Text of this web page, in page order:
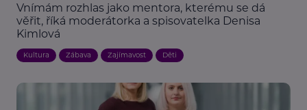
Vnímám rozhlas jako mentora, kterému se dá
věřit, říká moderátorka a spisovatelka Denisa
Kimlová
Kultura Zábava Zajímavost Děti